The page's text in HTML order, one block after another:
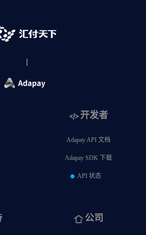
开发者
Adapay API 文档
Adapay SDK 下载
API 状态
公司